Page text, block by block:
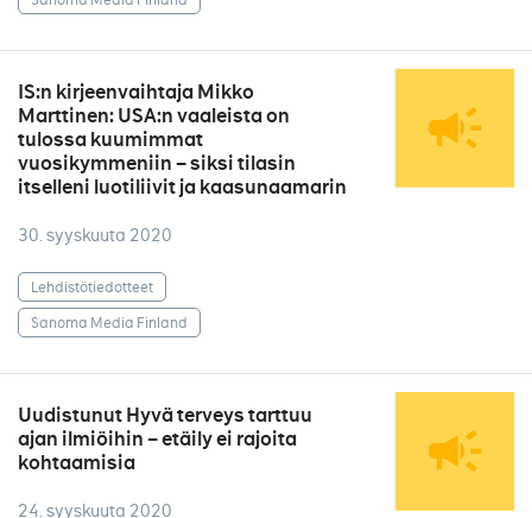
IS:n kirjeenvaihtaja Mikko
Marttinen: USA:n vaaleista on
tulossa kuumimmat
vuosikymmeniin – siksi tilasin
itselleni luotiliivit ja kaasunaamarin
30. syyskuuta 2020
Lehdistötiedotteet
Sanoma Media Finland
Uudistunut Hyvä terveys tarttuu
ajan ilmiöihin – etäily ei rajoita
kohtaamisia
24. syyskuuta 2020